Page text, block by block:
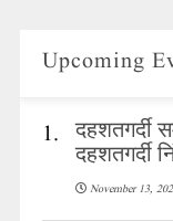
Upcoming
1. दहशतगर्दी
दहशतगर्दी
November 13,